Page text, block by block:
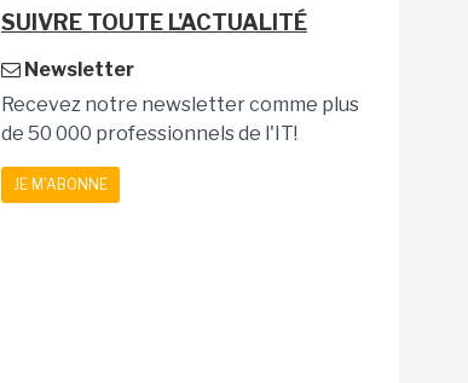
SUIVRE TOUTE L'ACTUALITÉ
Newsletter
Recevez notre newsletter comme plus
de 50 000 professionnels de l'IT!
JE M'ABONNE